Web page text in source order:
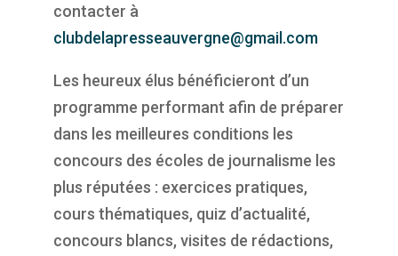
contacter à
clubdelapresseauvergne@gmail.com
Les heureux élus bénéficieront d’un
programme performant afin de préparer
dans les meilleures conditions les
concours des écoles de journalisme les
plus réputées : exercices pratiques,
cours thématiques, quiz d’actualité,
concours blancs, visites de rédactions,